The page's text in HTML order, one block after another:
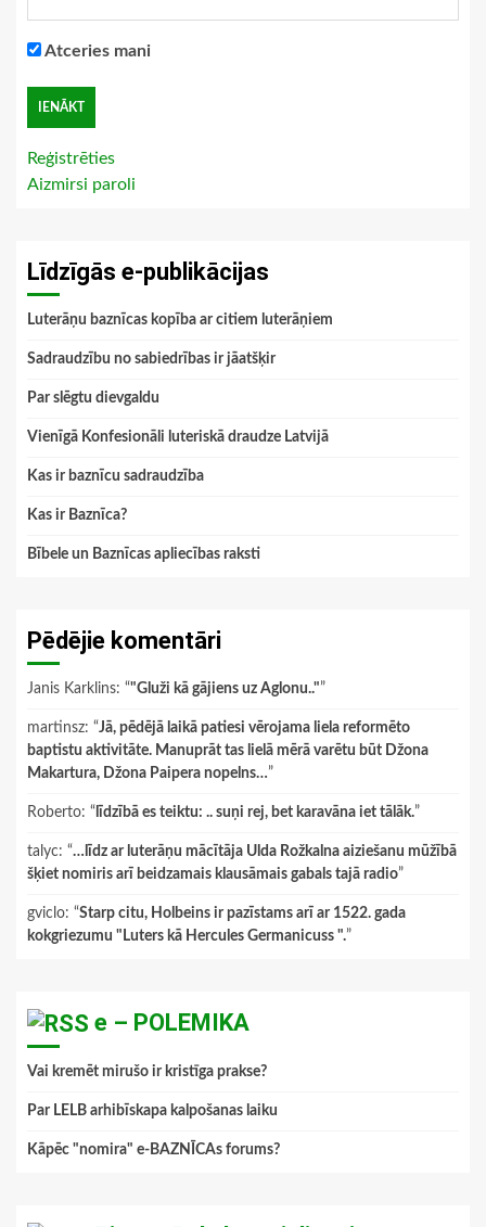
Atceries mani
Reģistrēties
Aizmirsi paroli
Līdzīgās e-publikācijas
Luterāņu baznīcas kopība ar citiem luterāņiem
Sadraudzību no sabiedrības ir jāatšķir
Par slēgtu dievgaldu
Vienīgā Konfesionāli luteriskā draudze Latvijā
Kas ir baznīcu sadraudzība
Kas ir Baznīca?
Bībele un Baznīcas apliecības raksti
Pēdējie komentāri
Janis Karklins: “"Gluži kā gājiens uz Aglonu.."”
martinsz: “Jā, pēdējā laikā patiesi vērojama liela reformēto
baptistu aktivitāte. Manuprāt tas lielā mērā varētu būt Džona
Makartura, Džona Paipera nopelns…”
Roberto: “ līdzībā es teiktu: .. suņi rej, bet karavāna iet tālāk.”
talyc: “…līdz ar luterāņu mācītāja Ulda Rožkalna aiziešanu mūžībā
šķiet nomiris arī beidzamais klausāmais gabals tajā radio”
gviclo: “Starp citu, Holbeins ir pazīstams arī ar 1522. gada
kokgriezumu "Luters kā Hercules Germanicuss ".”
e – POLEMIKA
Vai kremēt mirušo ir kristīga prakse?
Par LELB arhibīskapa kalpošanas laiku
Kāpēc "nomira" e-BAZNĪCAs forums?